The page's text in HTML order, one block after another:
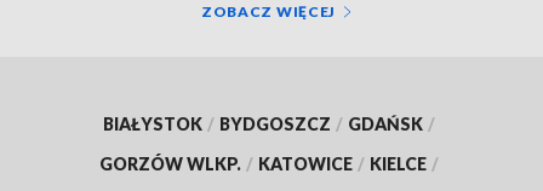
ZOBACZ WIĘCEJ
BIAŁYSTOK / BYDGOSZCZ / GDAŃSK /
GORZÓW WLKP. / KATOWICE / KIELCE /